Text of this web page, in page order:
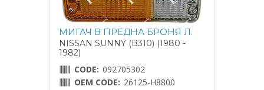
МИГАЧ В ПРЕДНА БРОНЯ Л.
NISSAN SUNNY (B310) (1980 -
1982)
CODE: 092705302
OEM CODE: 26125-H8800